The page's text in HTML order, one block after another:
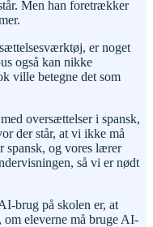
Men han foretrækker
er noget
også kan nikke
ville betegne det som
oversættelser i spansk,
der står, at vi ikke må
spansk, og vores lærer
så vi er nødt
brug på skolen er, at
eleverne må bruge AI-